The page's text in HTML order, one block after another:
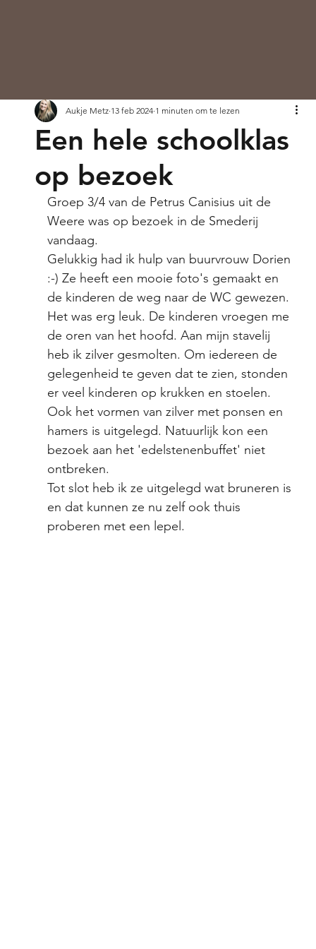
Een hele schoolklas
op bezoek
Aukje Metz 13 feb 2024 1 minuten om te lezen
Groep 3/4 van de Petrus Canisius uit de
Weere was op bezoek in de Smederij
vandaag.
Gelukkig had ik hulp van buurvrouw Dorien
:-) Ze heeft een mooie foto's gemaakt en
de kinderen de weg naar de WC gewezen.
Het was erg leuk. De kinderen vroegen me
de oren van het hoofd. Aan mijn stavelij
heb ik zilver gesmolten. Om iedereen de
gelegenheid te geven dat te zien, stonden
er veel kinderen op krukken en stoelen.
Ook het vormen van zilver met ponsen en
hamers is uitgelegd. Natuurlijk kon een
bezoek aan het 'edelstenenbuffet' niet
ontbreken.
Tot slot heb ik ze uitgelegd wat bruneren is
en dat kunnen ze nu zelf ook thuis
proberen met een lepel.